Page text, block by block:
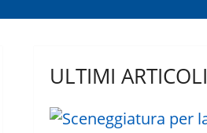
ULTIMI ARTICOLI